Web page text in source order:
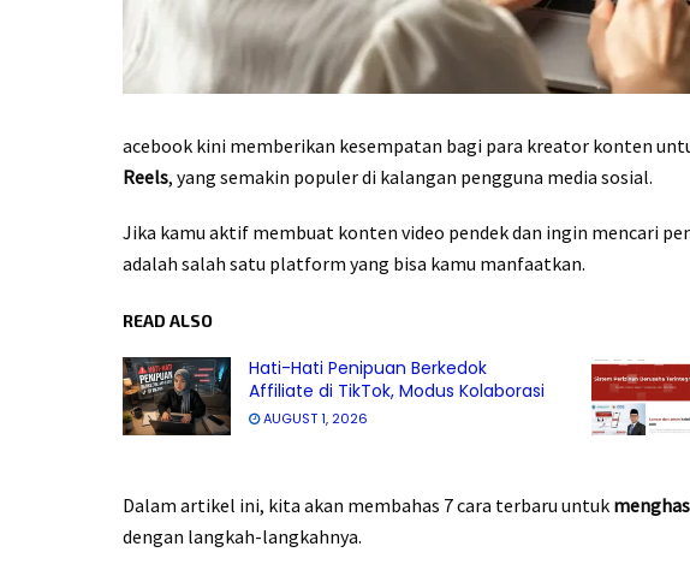
acebook kini memberikan kesempatan bagi para kreator konten
Reels, yang semakin populer di kalangan pengguna media sosial.
Jika kamu aktif membuat konten video pendek dan ingin mencari
adalah salah satu platform yang bisa kamu manfaatkan.
READ ALSO
Hati-Hati Penipuan Berkedok
Affiliate di TikTok, Modus Kolaborasi
AUGUST 1, 2026
Dalam artikel ini, kita akan membahas 7 cara terbaru untuk
dengan langkah-langkahnya.